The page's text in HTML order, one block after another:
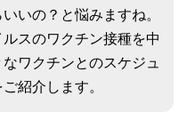
いの？と悩みますね。
スのワクチン接種を中
ワクチンとのスケジュ
紹介します。